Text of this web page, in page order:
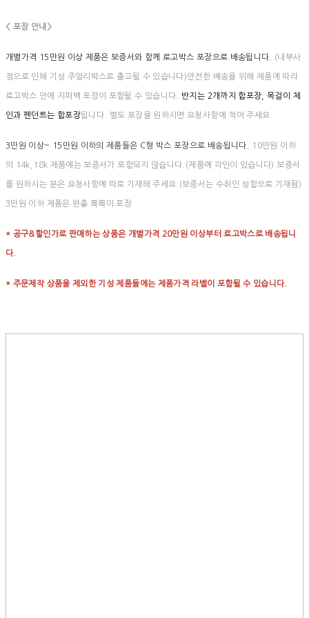
< 포장 안내>
개별가격 15만원 이상 제품은 보증서와 함께 로고박스 포장으로 배송됩니다. (내부사
정으로 인해 기성 주얼리박스로 출고될 수 있습니다)안전한 배송을 위해 제품에 따라
로고박스 안에 지퍼백 포장이 포함될 수 있습니다. 반지는 2개까지 합포장, 목걸이 체
인과 펜던트는 합포장됩니다. 별도 포장을 원하시면 요청사항에 적어 주세요
3만원 이상~ 15만원 이하의 제품들은 C형 박스 포장으로 배송됩니다. 10만원 이하
의 14k,18k 제품에는 보증서가 포함되지 않습니다.(제품에 각인이 있습니다) 보증서
를 원하시는 분은 요청사항에 따로 기재해 주세요.(보증서는 수취인 성함으로 기재됨)
3만원 이하 제품은 완충 뽁뽁이 포장
* 공구&할인가로 판매하는 상품은 개별가격 20만원 이상부터 로고박스로 배송됩니
다.
* 주문제작 상품을 제외한 기성 제품들에는 제품가격 라벨이 포함될 수 있습니다.